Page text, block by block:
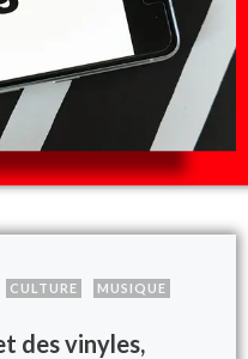
CULTURE MUSIQUE
des vinyles,